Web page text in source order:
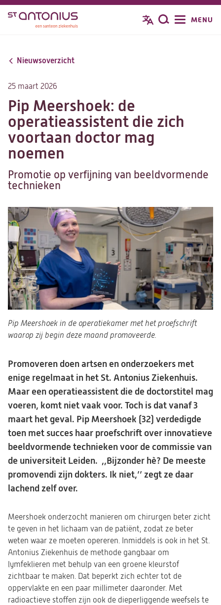
Overslaan
inhoud
Zoeken
MENU
Nieuwsoverzicht
25 maart 2026
Pip Meershoek: de
operatieassistent die zich
voortaan doctor mag
noemen
Promotie op verfijning van beeldvormende
technieken
Pip Meershoek in de operatiekamer met het proefschrift
waarop zij begin deze maand promoveerde.
Promoveren doen artsen en onderzoekers met
enige regelmaat in het St. Antonius Ziekenhuis.
Maar een operatieassistent die de doctorstitel mag
voeren, komt niet vaak voor. Toch is dat vanaf 3
maart het geval. Pip Meershoek (32) verdedigde
toen met succes haar proefschrift over innovatieve
beeldvormende technieken voor de commissie van
de universiteit Leiden. ,,Bijzonder hè? De meeste
promovendi zijn dokters. Ik niet,’’ zegt ze daar
lachend zelf over.
Meershoek onderzocht manieren om chirurgen beter zicht
te geven in het lichaam van de patiënt, zodat ze beter
weten waar ze moeten opereren. Inmiddels is ook in het St.
Antonius Ziekenhuis de methode gangbaar om
lymfeklieren met behulp van een groene kleurstof
zichtbaar te maken. Dat beperkt zich echter tot de
oppervlakte en een paar millimeter daaronder. Met
radioactieve stoffen zijn ook de dieperliggende weefsels te